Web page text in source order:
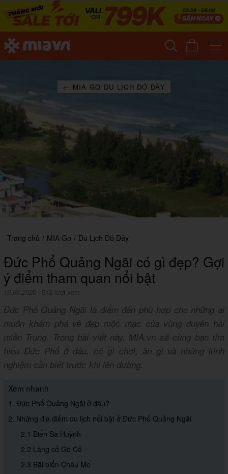
← MIA GO DU LỊCH ĐÓ ĐÂY
Trang chủ / MIA Go / Du Lịch Đó Đây
Đức Phổ Quảng Ngãi có gì đẹp? Gợi
ý điểm tham quan nổi bật
19.06.2026 512 lượt xem
Đức Phổ Quảng Ngãi là điểm đến phù hợp cho những ai
muốn khám phá vẻ đẹp mộc mạc của vùng duyên hải
miền Trung. Trong bài viết này, MIA.vn sẽ cùng bạn tìm
hiểu Đức Phổ ở đâu, có gì chơi, ăn gì và những kinh
nghiệm cần biết trước khi lên đường.
Xem nhanh
1. Đức Phổ Quảng Ngãi ở đâu?
2. Những địa điểm du lịch nổi bật ở Đức Phổ Quảng Ngãi
2.1 Biển Sa Huỳnh
2.2 Làng cổ Gò Cỏ
2.3 Bãi biển Châu Me